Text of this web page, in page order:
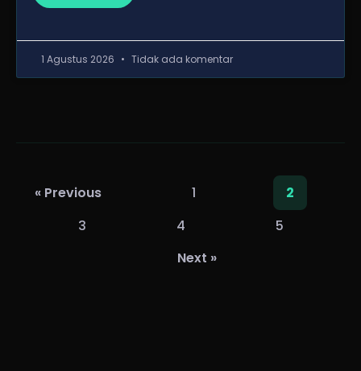
1 Agustus 2026 Tidak ada komentar
« Previous 1
2
3
4
5
Next »